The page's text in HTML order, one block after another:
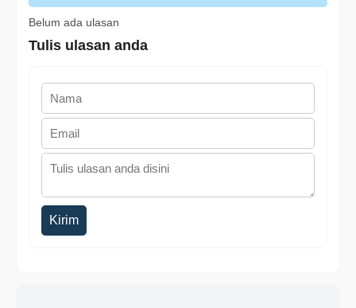
Belum ada ulasan
Tulis ulasan anda
Kirim